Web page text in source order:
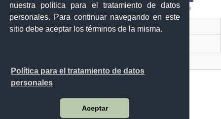
nuestra política para el tratamiento de datos
personales. Para continuar navegando en este
sitio debe aceptar los términos de la misma.
Política para el tratamiento de datos
personales
Aceptar
Contacto Ciudadano Digital
Av. Manuel Córdova Galarza y Alborada (Pusuqui)